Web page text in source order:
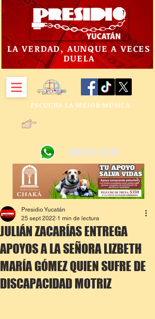
LA VERDAD, AUNQUE A VECES
DUELA
ESCUCHA LA MEJOR MÚSICA
9992 14 24 24
JULIÁN ZACARÍAS ENTREGA
APOYOS A LA SEÑORA LIZBETH
MARÍA GÓMEZ QUIEN SUFRE DE
DISCAPACIDAD MOTRIZ
Presidio Yucatán
25 sept 2022 1 min de lectura